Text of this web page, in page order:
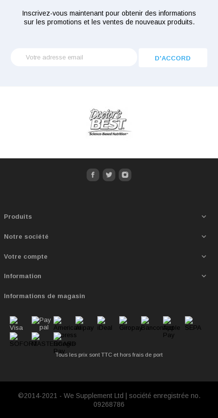
Inscrivez-vous maintenant pour obtenir des informations
sur les promotions et les ventes de nouveaux produits.
Produits 
Notre société 
Votre compte 
Information 
Informations de magasin
Tous les prix sont TTC et hors frais de port
©2014-2021 - We Supplement Ltd | société enregistrée no.
09268786